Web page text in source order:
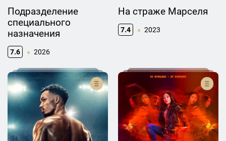
Подразделение
специального
назначения
7.6 2026
На страже Марселя
7.4 2023